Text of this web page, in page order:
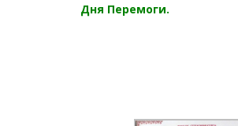
Дня Перемоги.